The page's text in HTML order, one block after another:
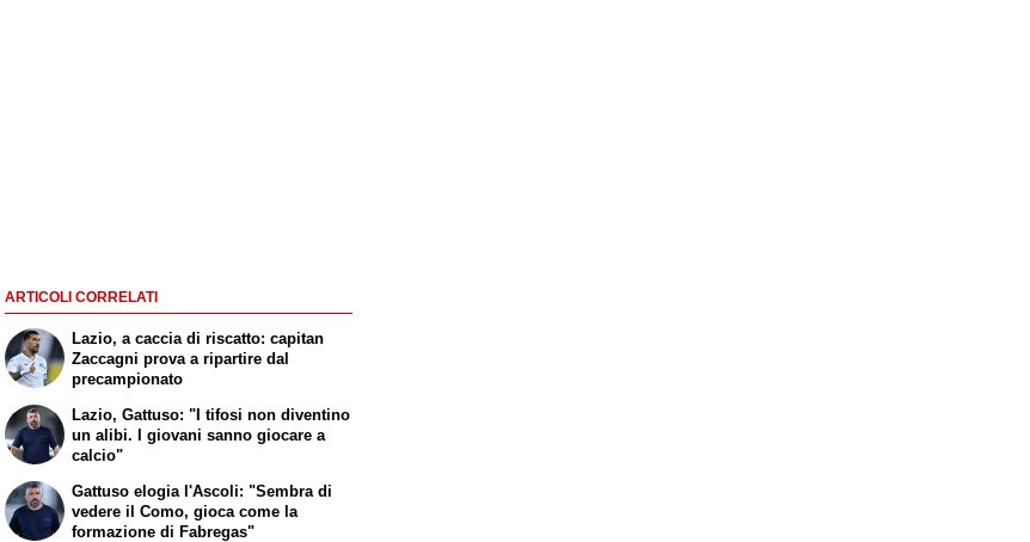
ARTICOLI CORRELATI
Lazio, a caccia di riscatto: capitan
Zaccagni prova a ripartire dal
precampionato
Lazio, Gattuso: "I tifosi non diventino
un alibi. I giovani sanno giocare a
calcio"
Gattuso elogia l'Ascoli: "Sembra di
vedere il Como, gioca come la
formazione di Fabregas"